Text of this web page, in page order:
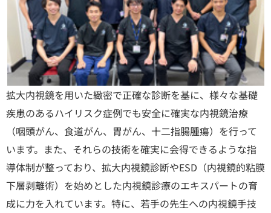
拡大内視鏡を用いた緻密で正確な診断を基に、様々な基礎
疾患のあるハイリスク症例でも安全に確実な内視鏡治療
（咽頭がん、食道がん、胃がん、十二指腸腫瘍）を行って
います。また、それらの技術を確実に会得できるような指
導体制が整っており、拡大内視鏡診断やESD（内視鏡的粘膜
下層剥離術）を始めとした内視鏡診療のエキスパートの育
成に力を入れています。特に、若手の先生への内視鏡手技